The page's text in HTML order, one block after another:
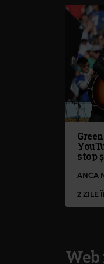
stop
ANCA
2 ZILE